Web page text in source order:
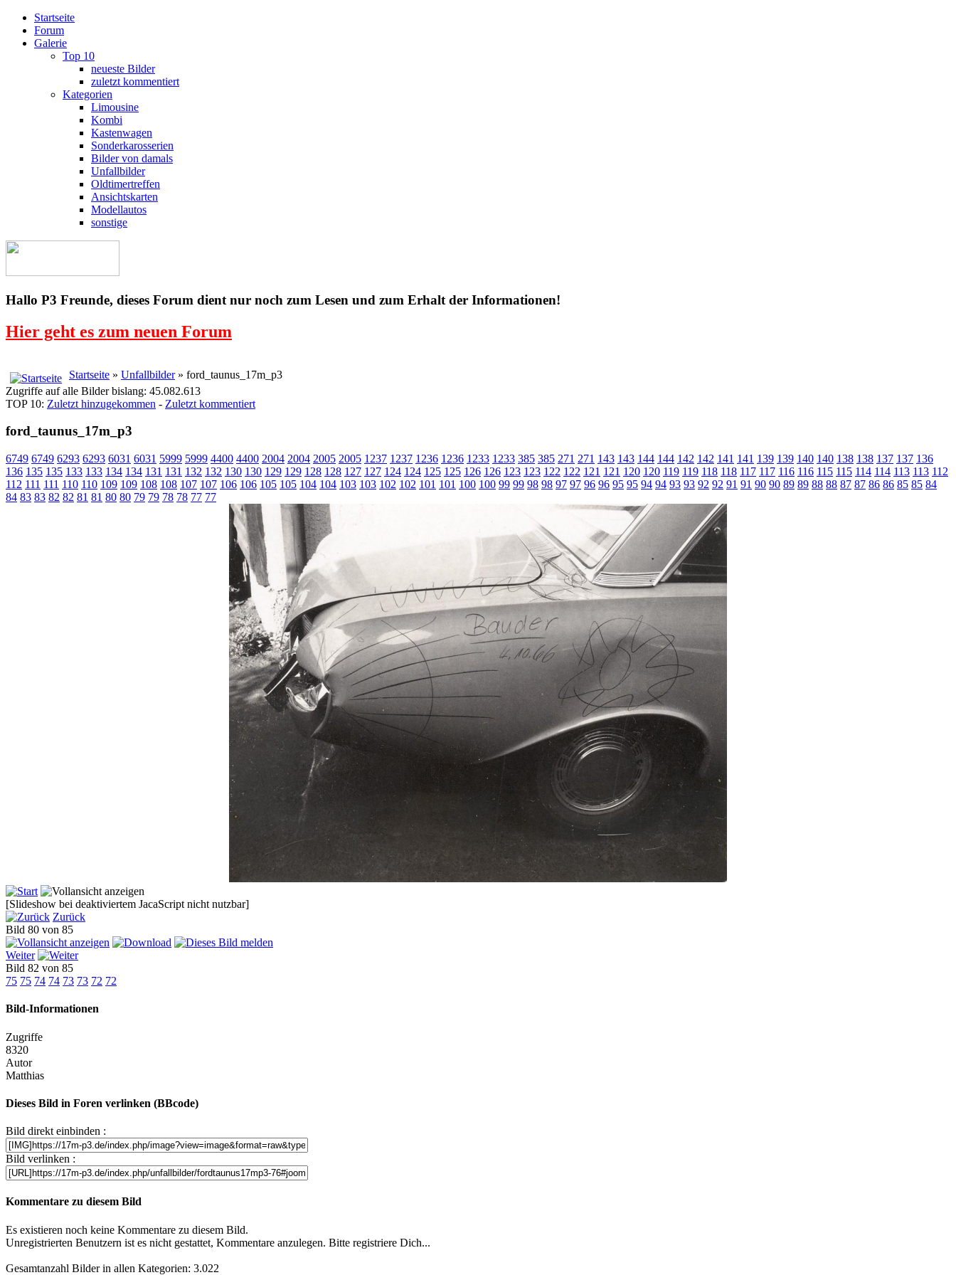
Startseite
Forum
Galerie
Top 10
neueste Bilder
zuletzt kommentiert
Kategorien
Limousine
Kombi
Kastenwagen
Sonderkarosserien
Bilder von damals
Unfallbilder
Oldtimertreffen
Ansichtskarten
Modellautos
sonstige
Hallo P3 Freunde, dieses Forum dient nur noch zum Lesen und zum Erhalt der Informationen!
Hier geht es zum neuen Forum
Startseite » Unfallbilder» ford_taunus_17m_p3
Zugriffe auf alle Bilder bislang: 45.082.613
TOP 10: Zuletzt hinzugekommen - Zuletzt kommentiert
ford_taunus_17m_p3
6749 6749 6293 6293 6031 6031 5999 5999 4400 4400 2004 2004 2005 2005 1237 1237 1236 1236 1233 1233 385 385 271 271 143 143 144 144 142 142 141 141 139 139 140 140 138 138 137 137 136
136 135 135 133 133 134 134 131 131 132 132 130 130 129 129 128 128 127 127 124 124 125 125 126 126 123 123 122 122 121 121 120 120 119 119 118 118 117 117 116 116 115 115 114 114 113 113 112
112 111 111 110 110 109 109 108 108 107 107 106 106 105 105 104 104 103 103 102 102 101 101 100 100 99 99 98 98 97 97 96 96 95 95 94 94 93 93 92 92 91 91 90 90 89 89 88 88 87 87 86 86 85 85 84
84 83 83 82 82 81 81 80 80 79 79 78 78 77 77
[Slideshow bei deaktiviertem JacaScript nicht nutzbar]
Zurück
Bild 80 von 85
Weiter
Bild 82 von 85
75 75 74 74 73 73 72 72
Bild-Informationen
Zugriffe
8320
Autor
Matthias
Dieses Bild in Foren verlinken (BBcode)
Bild direkt einbinden :
Bild verlinken :
Kommentare zu diesem Bild
Es existieren noch keine Kommentare zu diesem Bild.
Unregistrierten Benutzern ist es nicht gestattet, Kommentare anzulegen. Bitte registriere Dich...
Gesamtanzahl Bilder in allen Kategorien: 3.022